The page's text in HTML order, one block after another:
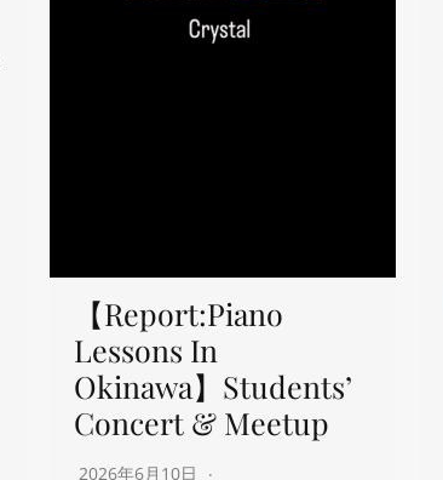
【Report:Piano
Lessons In
Okinawa】Students’
Concert & Meetup
2026年6月10日